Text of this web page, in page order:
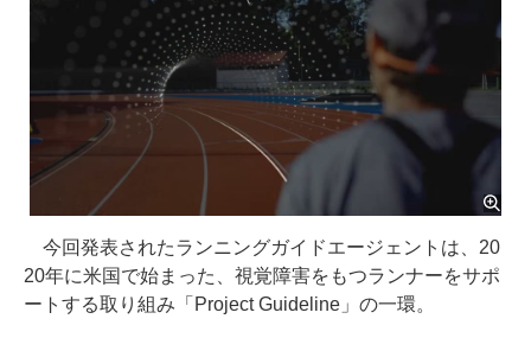
今回発表されたランニングガイドエージェントは、20
20年に米国で始まった、視覚障害をもつランナーをサポ
ートする取り組み「Project Guideline」の一環。